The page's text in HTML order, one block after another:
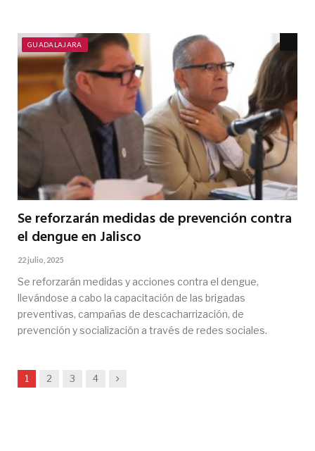
GUADALAJARA
Se reforzarán medidas de prevención contra
el dengue en Jalisco
22 julio, 2025
Se reforzarán medidas y acciones contra el dengue,
llevándose a cabo la capacitación de las brigadas
preventivas, campañas de descacharrización, de
prevención y socialización a través de redes sociales.
1 2 3 4 Siguiente